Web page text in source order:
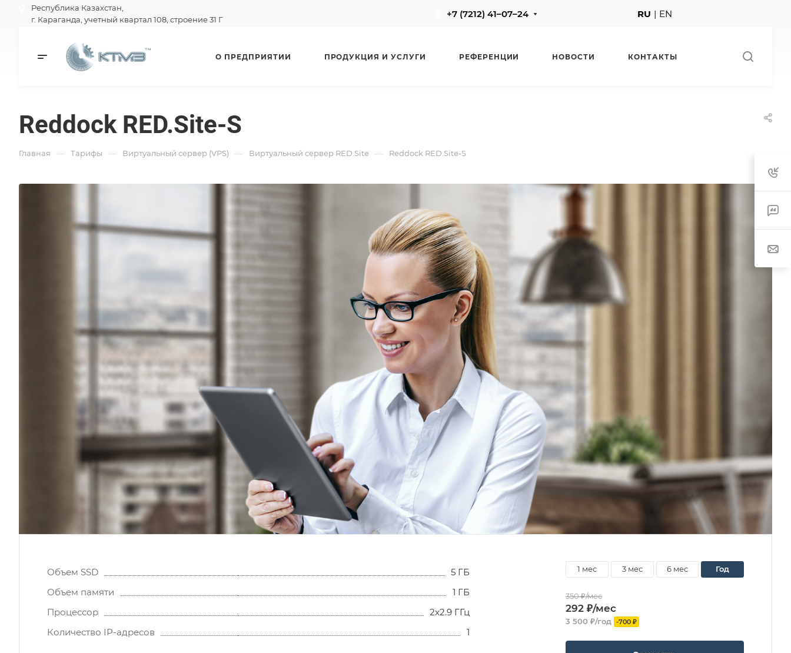
Республика Казахстан,
г. Караганда, учетный квартал 108, строение 31 Г
+7 (7212) 41–07–24 RU | EN
О ПРЕДПРИЯТИИ ПРОДУКЦИЯ И УСЛУГИ РЕФЕРЕНЦИИ НОВОСТИ КОНТАКТЫ
Reddock RED.Site-S
Главная — Тарифы — Виртуальный сервер (VPS) — Виртуальный сервер RED.Site — Reddock RED.Site-S
Объем SSD
5 ГБ
Объем памяти
1 ГБ
Процессор
2x2.9 ГГц
Количество IP-адресов
1
1 мес 3 мес 6 мес год
350 ₽/мес
292 ₽/мес
3 500 ₽/год -700 ₽